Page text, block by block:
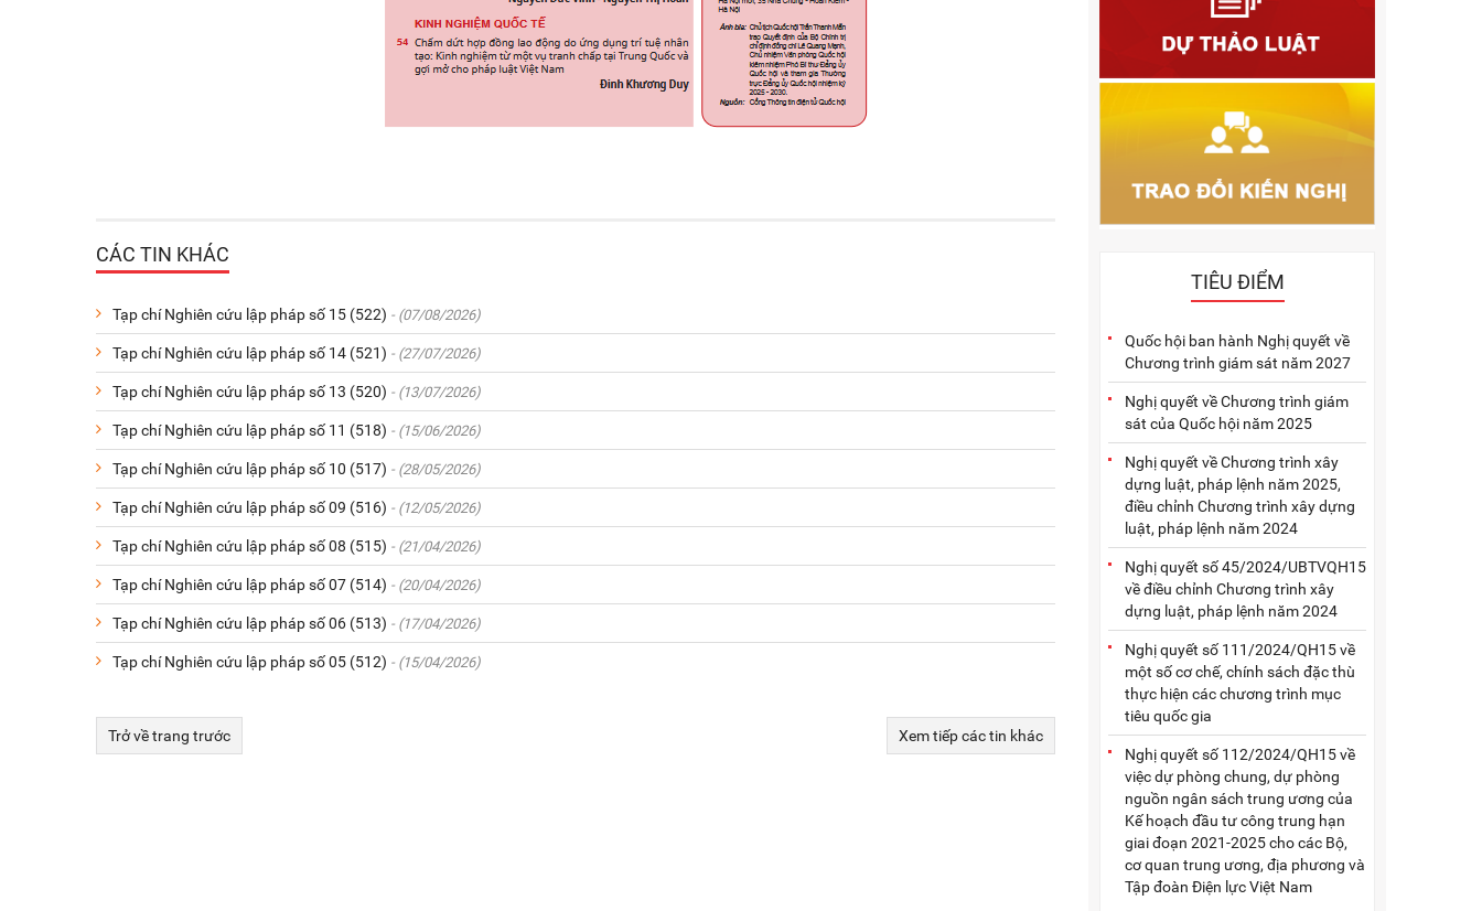
CÁC TIN KHÁC
Tạp chí Nghiên cứu lập pháp số 15 (522) - (07/08/2026)
Tạp chí Nghiên cứu lập pháp số 14 (521) - (27/07/2026)
Tạp chí Nghiên cứu lập pháp số 13 (520) - (13/07/2026)
Tạp chí Nghiên cứu lập pháp số 11 (518) - (15/06/2026)
Tạp chí Nghiên cứu lập pháp số 10 (517) - (28/05/2026)
Tạp chí Nghiên cứu lập pháp số 09 (516) - (12/05/2026)
Tạp chí Nghiên cứu lập pháp số 08 (515) - (21/04/2026)
Tạp chí Nghiên cứu lập pháp số 07 (514) - (20/04/2026)
Tạp chí Nghiên cứu lập pháp số 06 (513) - (17/04/2026)
Tạp chí Nghiên cứu lập pháp số 05 (512) - (15/04/2026)
Trở về trang trước Xem tiếp các tin khác
2005
TIÊU ĐIỂM
Quốc hội ban hành Nghị quyết về
Chương trình giám sát năm 2027
Nghị quyết về Chương trình giám
sát của Quốc hội năm 2025
Nghị quyết về Chương trình xây
dựng luật, pháp lệnh năm 2025,
điều chỉnh Chương trình xây dựng
luật, pháp lệnh năm 2024
Nghị quyết số 45/2024/UBTVQH15
về điều chỉnh Chương trình xây
dựng luật, pháp lệnh năm 2024
Nghị quyết số 111/2024/QH15 về
một số cơ chế, chính sách đặc thù
thực hiện các chương trình mục
tiêu quốc gia
Nghị quyết số 112/2024/QH15 về
việc dự phòng chung, dự phòng
nguồn ngân sách trung ương của
Kế hoạch đầu tư công trung hạn
giai đoạn 2021-2025 cho các Bộ,
cơ quan trung ương, địa phương và
Tập đoàn Điện lực Việt Nam